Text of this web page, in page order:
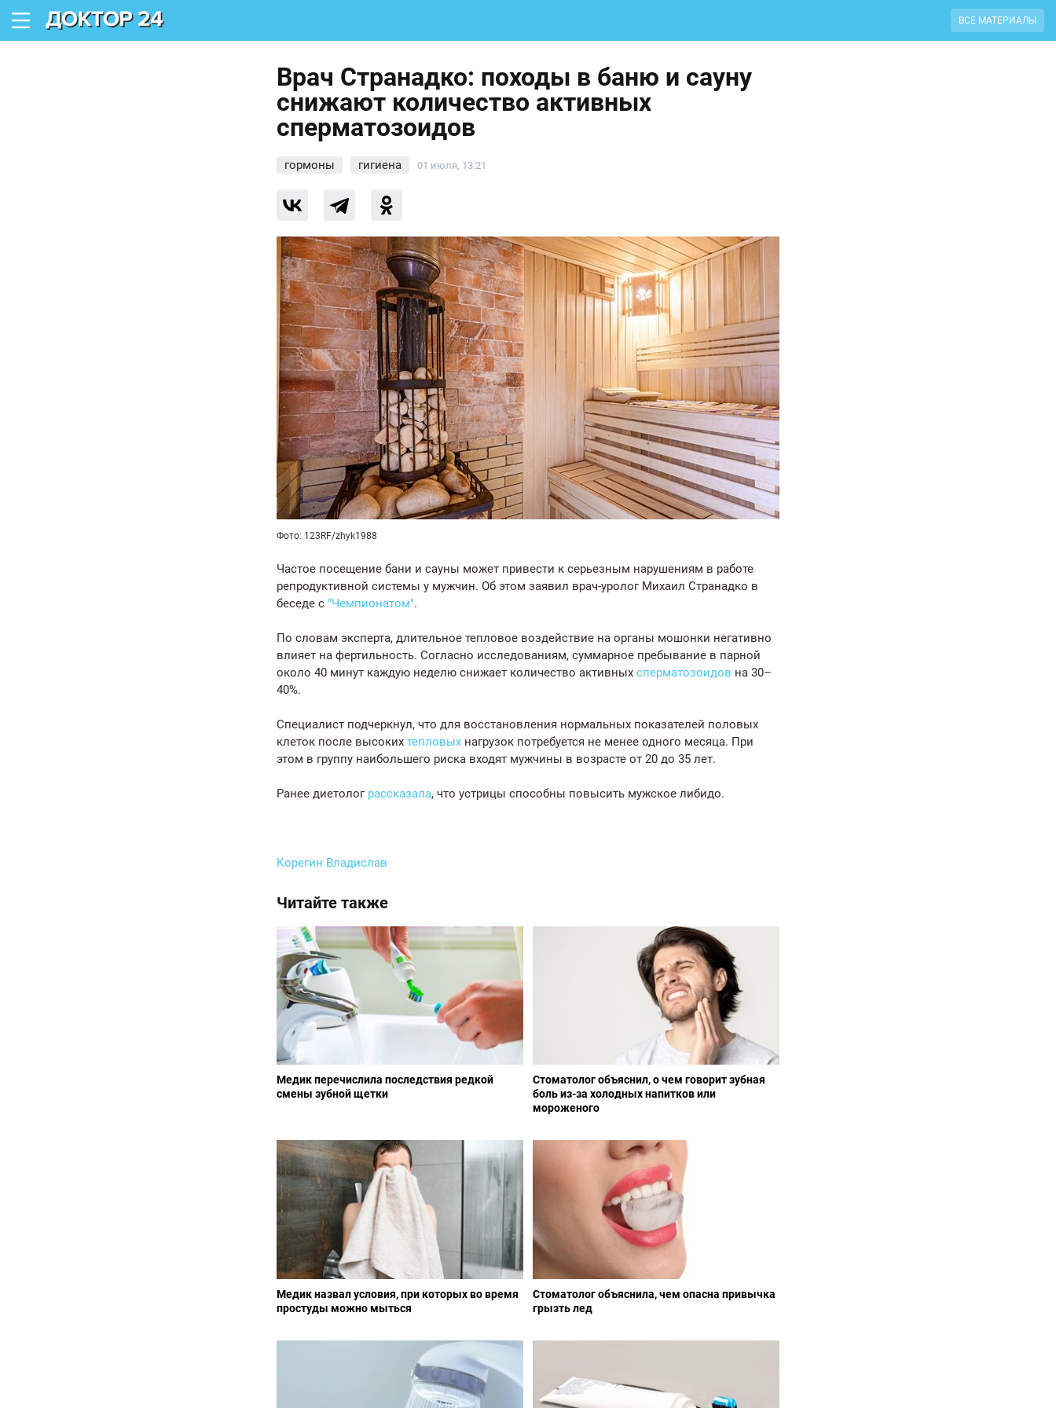
ВСЕ МАТЕРИАЛЫ
Врач Странадко: походы в баню и сауну
снижают количество активных
сперматозоидов
гормоны гигиена 01 июля, 13:21
Фото: 123RF/zhyk1988
Частое посещение бани и сауны может привести к серьезным нарушениям в работе
репродуктивной системы у мужчин. Об этом заявил врач-уролог Михаил Странадко в
беседе с "Чемпионатом".
По словам эксперта, длительное тепловое воздействие на органы мошонки негативно
влияет на фертильность. Согласно исследованиям, суммарное пребывание в парной
около 40 минут каждую неделю снижает количество активных сперматозоидов на 30–
40%.
Специалист подчеркнул, что для восстановления нормальных показателей половых
клеток после высоких тепловых нагрузок потребуется не менее одного месяца. При
этом в группу наибольшего риска входят мужчины в возрасте от 20 до 35 лет.
Ранее диетолог рассказала, что устрицы способны повысить мужское либидо.
Корегин Владислав
Читайте также
Медик перечислила последствия редкой
смены зубной щетки
Стоматолог объяснил, о чем говорит зубная
боль из-за холодных напитков или
мороженого
Медик назвал условия, при которых во время
простуды можно мыться
Стоматолог объяснила, чем опасна привычка
грызть лед